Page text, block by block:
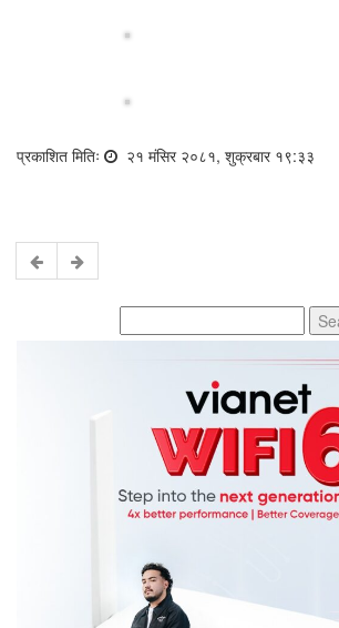
प्रकाशित मितिः २१ मंसिर २०८१, शुक्रबार १९:३३
for: